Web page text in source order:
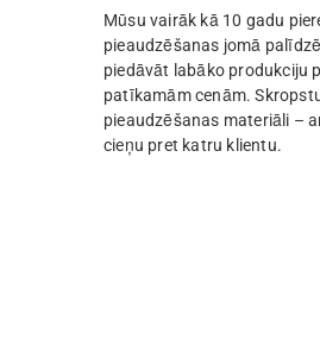
Mūsu vairāk kā 10 gadu
pieaudzēšanas jomā
piedāvāt labāko produkciju
patīkamām cenām.
pieaudzēšanas materiāli –
cieņu pret katru klientu.